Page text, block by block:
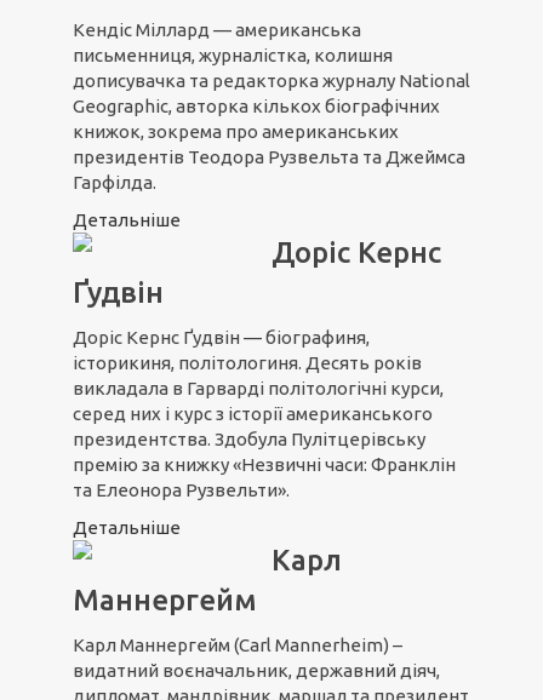
Кендіс Міллард — американська
письменниця, журналістка, колишня
дописувачка та редакторка журналу National
Geographic, авторка кількох біографічних
книжок, зокрема про американських
президентів Теодора Рузвельта та Джеймса
Гарфілда.
Детальніше
Доріс Кернс
Ґудвін
Доріс Кернс Ґудвін — біографиня,
історикиня, політологиня. Десять років
викладала в Гарварді політологічні курси,
серед них і курс з історії американського
президентства. Здобула Пулітцерівську
премію за книжку «Незвичні часи: Франклін
та Елеонора Рузвельти».
Детальніше
Карл
Маннергейм
Карл Маннергейм (Carl Mannerheim) –
видатний воєначальник, державний діяч,
дипломат, мандрівник, маршал та президент